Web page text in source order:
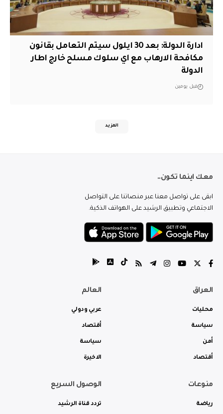
ادارة الدولة: بعد 30 ايلول سيتم التعامل بقانون
مكافحة الارهاب مع اي سلوك مسلح خارج اطار
الدولة
قبل يومين
المزيد
معك اينما تكون..
ابقى على تواصل معنا عبر منصاتنا على التواصل
الاجتماعي وتطبيق الرشيد على الهواتف الذكية.
العراق
محليات
سياسة
أمن
أقتصاد
العالم
عربي ودولي
أقتصاد
سياسة
الاخيرة
منوعات
رياضة
الوصول السريع
تردد قناة الرشيد